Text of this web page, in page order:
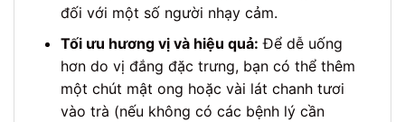
đối với một số người nhạy cảm.
Tối ưu hương vị và hiệu quả: Để dễ uống
hơn do vị đắng đặc trưng, bạn có thể thêm
một chút mật ong hoặc vài lát chanh tươi
vào trà (nếu không có các bệnh lý cần